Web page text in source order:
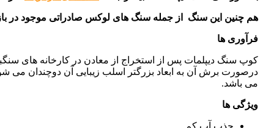
هم چنین این سنگ از جمله سنگ های لوکس صادراتی موجود در
فرآوری ها
کوپ سنگ دیپلمات پس از استخراج از معادن در کارخانه های
درصورت برش آن به ابعاد بزرگتر اسلب زیبایی آن دوچندان می
می باشد.
ویژگی ها
جذب آب کم